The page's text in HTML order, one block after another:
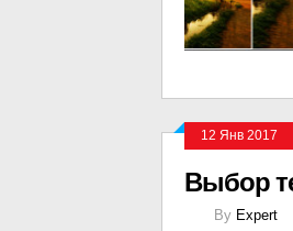
12 Янв 2017
Выбор
By Expert